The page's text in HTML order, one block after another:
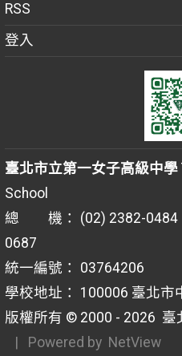
RSS
登入
臺北市立第一女子高級中學
School
總 機： (02) 2382-
0687
統一編號： 03764206
學校地址： 100006 臺北市
版權所有 © 2000 - 2026 臺
| Powered by NetView